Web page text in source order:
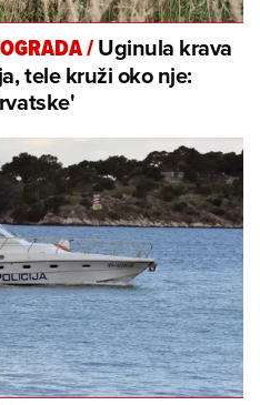
/Uginula krava
tele kruži oko nje: